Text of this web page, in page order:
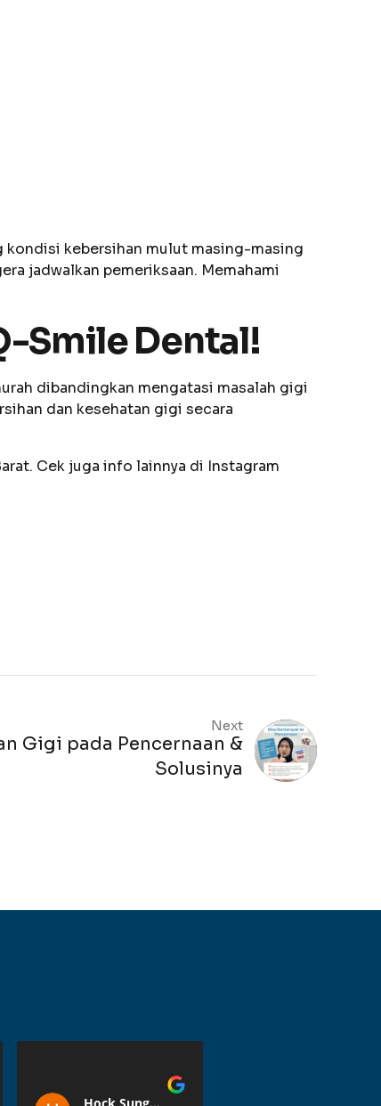
kondisi kebersihan mulut masing-masing
jadwalkan pemeriksaan. Memahami
Smile Dental!
dibandingkan mengatasi masalah gigi
dan kesehatan gigi secara
Cek juga info lainnya di Instagram
Next
Gigi pada Pencernaan &
Solusinya